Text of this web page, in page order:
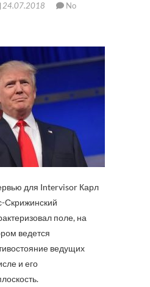
24.07.2018
No
Скрижинский
поле, на
ведется
ведущих
и его